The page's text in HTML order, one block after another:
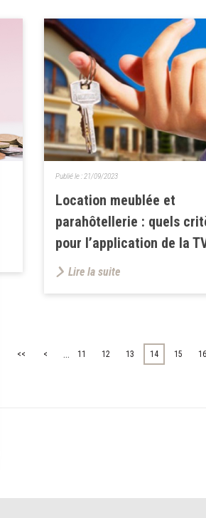
Location meublée et
parahôtellerie : quels
pour l’application de la
Publié le :21/09/2023
Lire la suite
<< < ... 11 12 13 14 15 16